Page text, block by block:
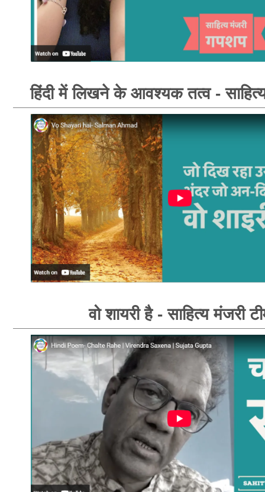
हिंदी में लिखने के आवश्यक तत्व -
वो शायरी है - साहित्य मंजरी